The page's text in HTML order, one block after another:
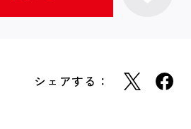
シェアする：